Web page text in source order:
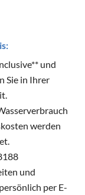
und
Sie in Ihrer
werden
und
per E-